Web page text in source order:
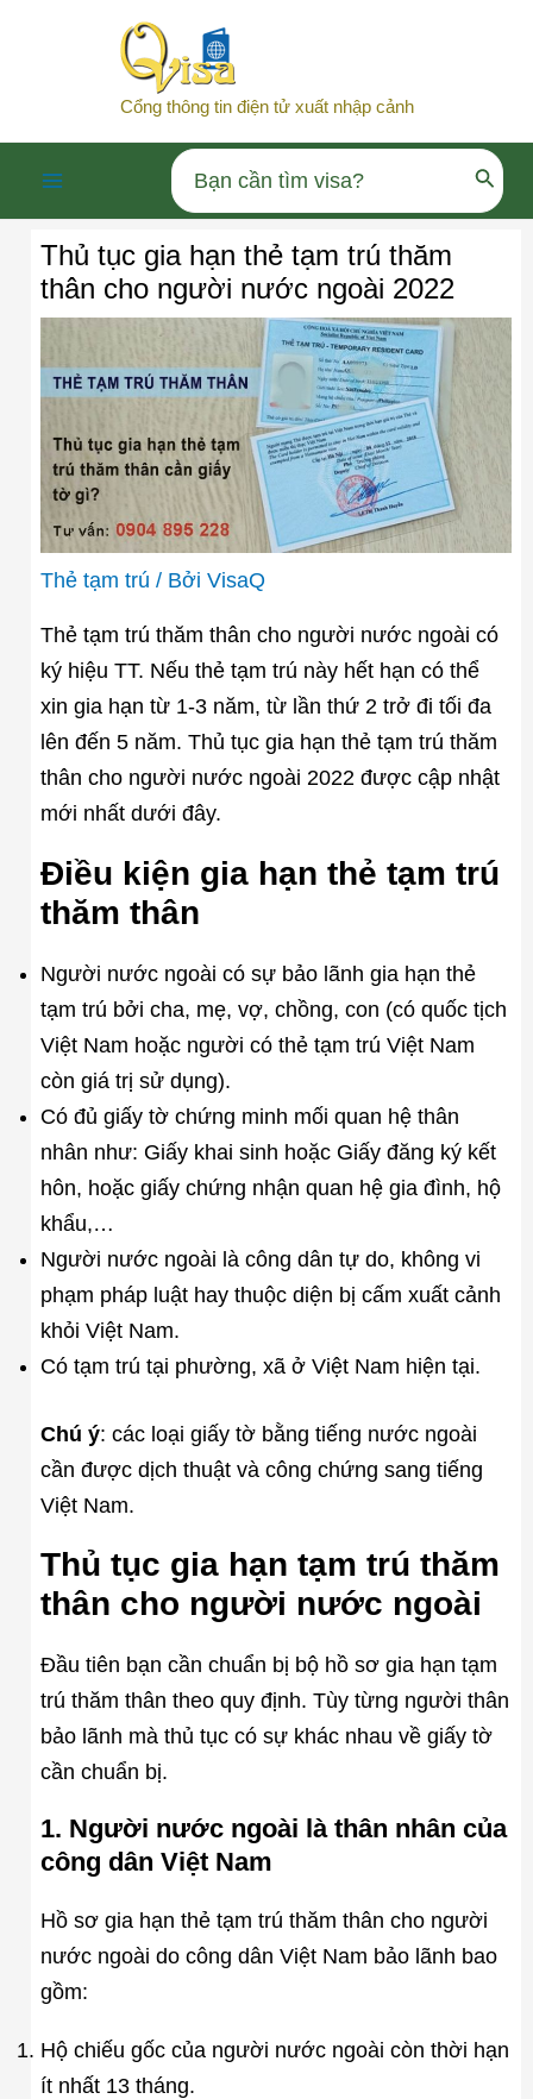
Cổng thông tin điện tử xuất nhập cảnh
Menu
Search
for:
Thủ tục gia hạn thẻ tạm trú thăm
thân cho người nước ngoài 2022
Thẻ tạm trú / Bởi VisaQ
Thẻ tạm trú thăm thân cho người nước ngoài có
ký hiệu TT. Nếu thẻ tạm trú này hết hạn có thể
xin gia hạn từ 1-3 năm, từ lần thứ 2 trở đi tối đa
lên đến 5 năm. Thủ tục gia hạn thẻ tạm trú thăm
thân cho người nước ngoài 2022 được cập nhật
mới nhất dưới đây.
Điều kiện gia hạn thẻ tạm trú
thăm thân
Người nước ngoài có sự bảo lãnh gia hạn thẻ
tạm trú bởi cha, mẹ, vợ, chồng, con (có quốc tịch
Việt Nam hoặc người có thẻ tạm trú Việt Nam
còn giá trị sử dụng).
Có đủ giấy tờ chứng minh mối quan hệ thân
nhân như: Giấy khai sinh hoặc Giấy đăng ký kết
hôn, hoặc giấy chứng nhận quan hệ gia đình, hộ
khẩu,…
Người nước ngoài là công dân tự do, không vi
phạm pháp luật hay thuộc diện bị cấm xuất cảnh
khỏi Việt Nam.
Có tạm trú tại phường, xã ở Việt Nam hiện tại.
Chú ý: các loại giấy tờ bằng tiếng nước ngoài
cần được dịch thuật và công chứng sang tiếng
Việt Nam.
Thủ tục gia hạn tạm trú thăm
thân cho người nước ngoài
Đầu tiên bạn cần chuẩn bị bộ hồ sơ gia hạn tạm
trú thăm thân theo quy định. Tùy từng người thân
bảo lãnh mà thủ tục có sự khác nhau về giấy tờ
cần chuẩn bị.
1. Người nước ngoài là thân nhân của
công dân Việt Nam
Hồ sơ gia hạn thẻ tạm trú thăm thân cho người
nước ngoài do công dân Việt Nam bảo lãnh bao
gồm:
Hộ chiếu gốc của người nước ngoài còn thời hạn
ít nhất 13 tháng.